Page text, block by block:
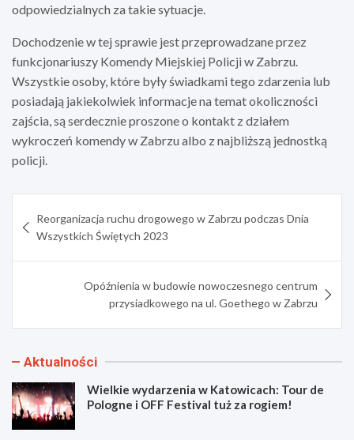
odpowiedzialnych za takie sytuacje.
Dochodzenie w tej sprawie jest przeprowadzane przez
funkcjonariuszy Komendy Miejskiej Policji w Zabrzu.
Wszystkie osoby, które były świadkami tego zdarzenia lub
posiadają jakiekolwiek informacje na temat okoliczności
zajścia, są serdecznie proszone o kontakt z działem
wykroczeń komendy w Zabrzu albo z najbliższą jednostką
policji.
wpisu
Reorganizacja ruchu drogowego w Zabrzu podczas Dnia
Wszystkich Świętych 2023
Opóźnienia w budowie nowoczesnego centrum
przysiadkowego na ul. Goethego w Zabrzu
Aktualności
Wielkie wydarzenia w Katowicach: Tour de
Pologne i OFF Festival tuż za rogiem!